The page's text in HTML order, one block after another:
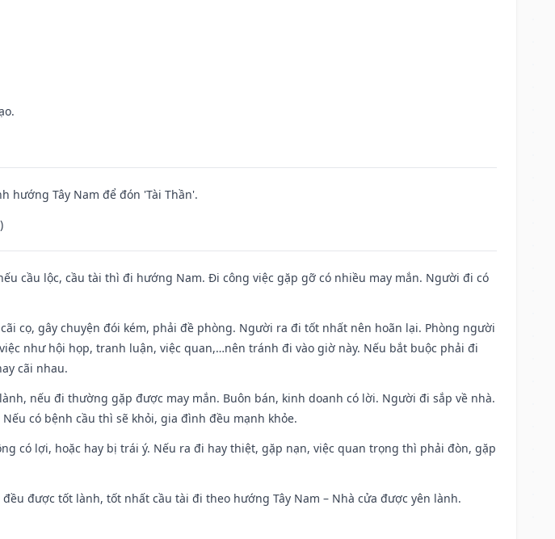
hướng Tây Nam để đón 'Tài Thần'.
cầu lộc, cầu tài thì đi hướng Nam. Đi công việc gặp gỡ có nhiều may mắn. Người đi có
cọ, gây chuyện đói kém, phải đề phòng. Người ra đi tốt nhất nên hoãn lại. Phòng người
như hội họp, tranh luận, việc quan,…nên tránh đi vào giờ này. Nếu bắt buộc phải đi
cãi nhau.
nếu đi thường gặp được may mắn. Buôn bán, kinh doanh có lời. Người đi sắp về nhà.
có bệnh cầu thì sẽ khỏi, gia đình đều mạnh khỏe.
có lợi, hoặc hay bị trái ý. Nếu ra đi hay thiệt, gặp nạn, việc quan trọng thì phải đòn, gặp
đều được tốt lành, tốt nhất cầu tài đi theo hướng Tây Nam – Nhà cửa được yên lành.